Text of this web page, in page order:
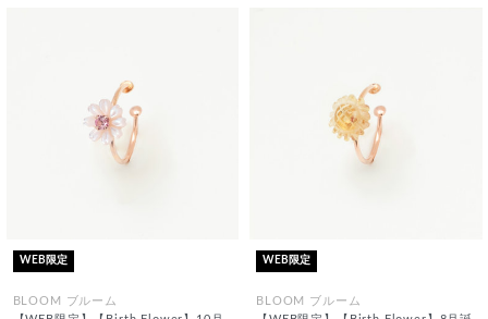
WEB限定
BLOOM ブルーム
WEB限定
BLOOM ブルーム